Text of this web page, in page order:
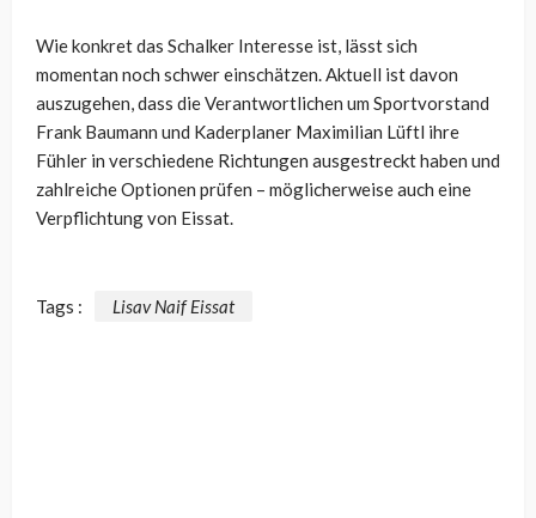
Wie konkret das Schalker Interesse ist, lässt sich
momentan noch schwer einschätzen. Aktuell ist davon
auszugehen, dass die Verantwortlichen um Sportvorstand
Frank Baumann und Kaderplaner Maximilian Lüftl ihre
Fühler in verschiedene Richtungen ausgestreckt haben und
zahlreiche Optionen prüfen – möglicherweise auch eine
Verpflichtung von Eissat.
Tags : Lisav Naif Eissat